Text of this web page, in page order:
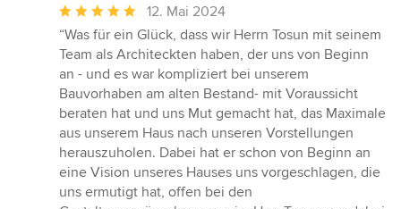
Durchschnittliche
Bewertung:
5
von
5
Sternen
12. Mai 2024
“Was für ein Glück, dass wir Herrn Tosun mit seinem
Team als Architeckten haben, der uns von Beginn
an - und es war kompliziert bei unserem
Bauvorhaben am alten Bestand- mit Voraussicht
beraten hat und uns Mut gemacht hat, das Maximale
aus unserem Haus nach unseren Vorstellungen
herauszuholen. Dabei hat er schon von Beginn an
eine Vision unseres Hauses uns vorgeschlagen, die
uns ermutigt hat, offen bei den